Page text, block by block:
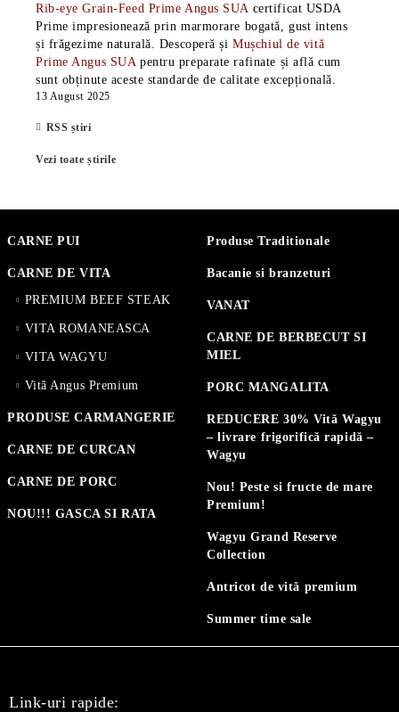
Rib-eye Grain-Feed Prime Angus SUA certificat USDA
Prime impresionează prin marmorare bogată, gust intens
și frăgezime naturală. Descoperă șiMușchiul de vită
Prime Angus SUA pentru preparate rafinate și află cum
sunt obținute aceste standarde de calitate excepțională.
13 August 2025
RSS știri
Vezi toate știrile
CARNE PUI
CARNE DE VITA
PREMIUM BEEF STEAK
VITA ROMANEASCA
VITA WAGYU
Vită Angus Premium
PRODUSE CARMANGERIE
CARNE DE CURCAN
CARNE DE PORC
NOU!!! GASCA SI RATA
Produse Traditionale
Bacanie si branzeturi
VANAT
CARNE DE BERBECUT SI
MIEL
PORC MANGALITA
REDUCERE 30% Vită Wagyu
– livrare frigorifică rapidă –
Wagyu
Nou! Peste si fructe de mare
Premium!
Wagyu Grand Reserve
Collection
Antricot de vită premium
Summer time sale
Link-uri rapide: